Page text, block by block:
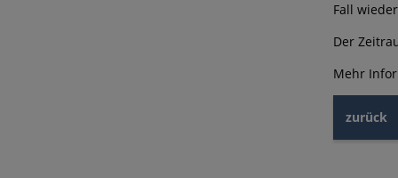
Fall
Der
Mehr
zurück